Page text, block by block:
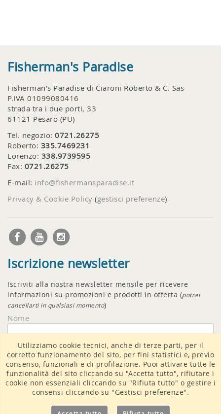
Fisherman's Paradise
Fisherman's Paradise di Ciaroni Roberto & C. Sas
P.IVA 01099080416
strada tra i due porti, 33
61121 Pesaro (PU)
Tel. negozio: 0721.26275
Roberto: 335.7469231
Lorenzo: 338.9739595
Fax: 0721.26275
E-mail: info@fishermansparadise.it
Privacy & Cookie Policy (gestisci preferenze)
Iscrizione newsletter
Iscriviti alla nostra newsletter mensile per ricevere
informazioni su promozioni e prodotti in offerta (potrai
cancellarti in qualsiasi momento)
Nome
Email
Accetto iltrattamento dati
Utilizziamo cookie tecnici, anche di terze parti, per il
corretto funzionamento del sito, per fini statistici e, previo
consenso, funzionali e di profilazione. Puoi attivare tutte le
funzionalità del sito cliccando su "Accetta tutto", rifiutare i
cookie non essenziali cliccando su "Rifiuta tutto" o gestire i
consensi cliccando su "Gestisci preferenze".